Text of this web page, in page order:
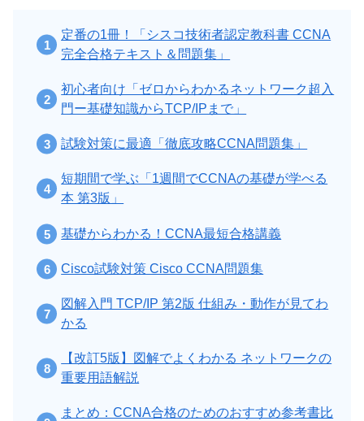
定番の1冊！「シスコ技術者認定教科書 CCNA
完全合格テキスト＆問題集」
初心者向け「ゼロからわかるネットワーク超入
門ー基礎知識からTCP/IPまで」
試験対策に最適「徹底攻略CCNA問題集」
短期間で学ぶ「1週間でCCNAの基礎が学べる
本 第3版」
基礎からわかる！CCNA最短合格講義
Cisco試験対策 Cisco CCNA問題集
図解入門 TCP/IP 第2版 仕組み・動作が見てわ
かる
【改訂5版】図解でよくわかる ネットワークの
重要用語解説
まとめ：CCNA合格のためのおすすめ参考書比